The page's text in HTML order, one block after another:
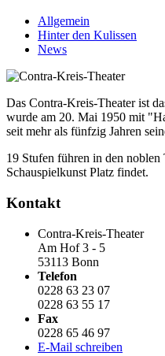
Allgemein
Hinter den Kulissen
News
Das Contra-Kreis-Theater ist
wurde am 20. Mai 1950 mit
seit mehr als fünfzig Jahren
19 Stufen führen in den noblen
Schauspielkunst Platz findet.
Kontakt
Contra-Kreis-Theater
Am Hof 3 - 5
53113 Bonn
Telefon
0228 63 23 07
0228 63 55 17
Fax
0228 65 46 97
E-Mail schreiben